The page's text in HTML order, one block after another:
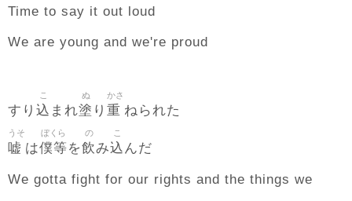
Time to say it out loud
We are young and we're proud
すり 込
こ
まれ塗
ぬ
り 重
かさ
ねられた
嘘
うそ
は僕等
ぼくら
を飲
の
み込
こ
んだ
We gotta fight for our rights and the things we